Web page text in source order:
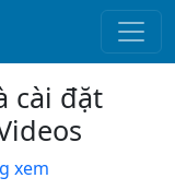
cài đặt
xem